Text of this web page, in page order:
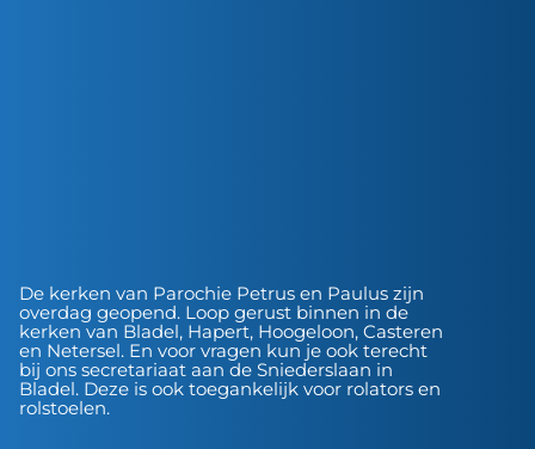
De kerken van Parochie Petrus en Paulus zijn
overdag geopend. Loop gerust binnen in de
kerken van Bladel, Hapert, Hoogeloon, Casteren
en Netersel. En voor vragen kun je ook terecht
bij ons secretariaat aan de Sniederslaan in
Bladel. Deze is ook toegankelijk voor rolators en
rolstoelen.